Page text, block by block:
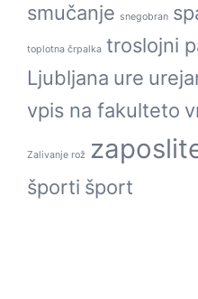
smučanje snegobran
toplotna črpalka troslojni
Ljubljana ure
vpis na fakulteto
Zalivanje rož
športi šport